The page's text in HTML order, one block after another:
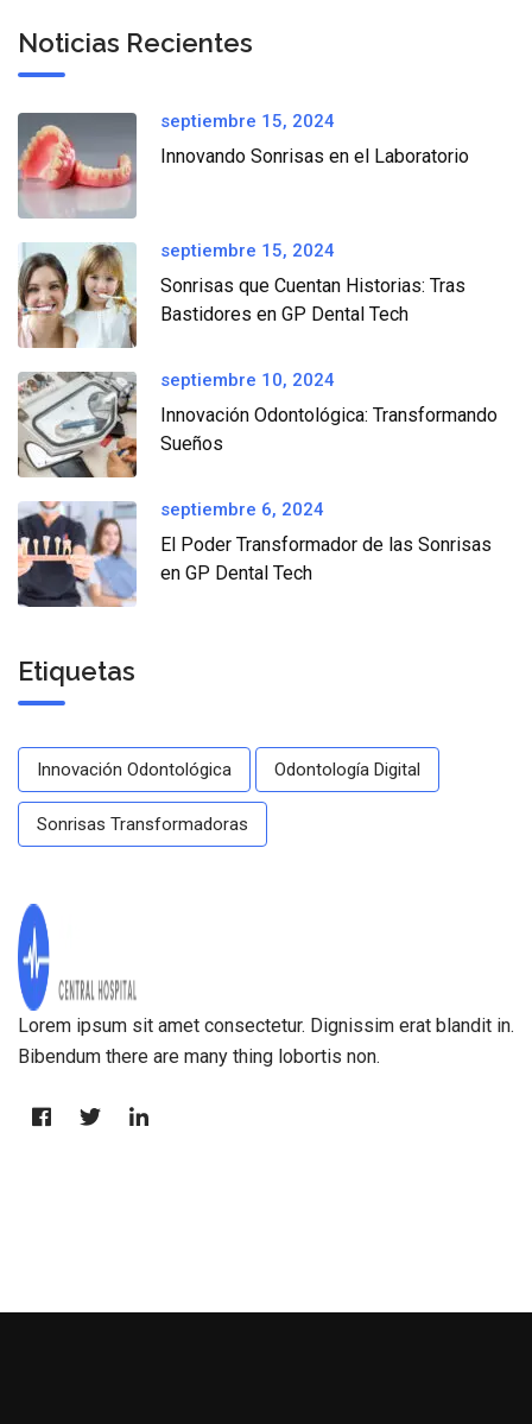
Noticias Recientes
septiembre 15, 2024
Innovando Sonrisas en el Laboratorio
septiembre 15, 2024
Sonrisas que Cuentan Historias: Tras
Bastidores en GP Dental Tech
septiembre 10, 2024
Innovación Odontológica: Transformando
Sueños
septiembre 6, 2024
El Poder Transformador de las Sonrisas
en GP Dental Tech
Etiquetas
Innovación Odontológica Odontología Digital
Sonrisas Transformadoras
Lorem ipsum sit amet consectetur. Dignissim erat blandit in.
Bibendum there are many thing lobortis non.